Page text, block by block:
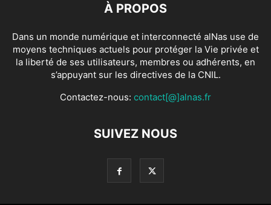
À PROPOS
Dans un monde numérique et interconnecté alNas use de
moyens techniques actuels pour protéger la Vie privée et
la liberté de ses utilisateurs, membres ou adhérents, en
s’appuyant sur les directives de la CNIL.
Contactez-nous: contact[@]alnas.fr
SUIVEZ NOUS